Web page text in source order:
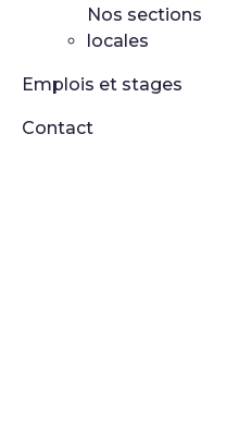
Nos sections
locales
Emplois et stages
Contact